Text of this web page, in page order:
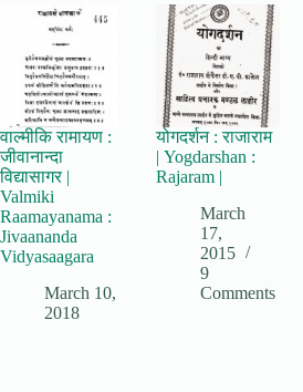
वाल्मीकि रामायण :
जीवानान्दा
विद्यासागर |
Valmiki
Raamayanama :
Jivaananda
Vidyasaagara
March 10,
2018
योगदर्शन : राजाराम
| Yogdarshan :
Rajaram |
March
17,
2015
9
Comments